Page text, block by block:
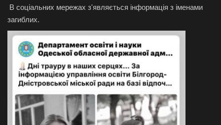
В соціальних мережах з'являється інформація з іменами
загиблих.